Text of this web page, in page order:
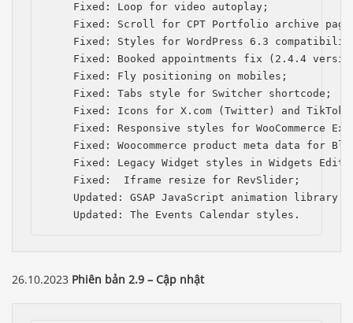
    Fixed: Loop for video autoplay;
Fixed: Scroll for CPT Portfolio archive
Fixed: Styles for WordPress 6.3
Fixed: Booked appointments fix (2.4.4
    Fixed: Fly positioning on mobiles;
    Fixed: Tabs style for Switcher shortcode;
    Fixed: Icons for Х.com (Twitter) and TikTok;
Fixed: Responsive styles for WooCommerce
Fixed: Woocommerce product meta data for
Fixed: Legacy Widget styles in Widgets
    Fixed:  Iframe resize for RevSlider;
Updated: GSAP JavaScript animation library
    Updated: The Events Calendar styles.
26.10.2023 Phiên bản 2.9 – Cập nhật